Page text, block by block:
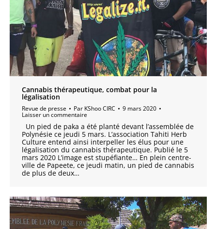
Cannabis thérapeutique, combat pour la
légalisation
Revue de presse Par KShoo CIRC 9 mars 2020
Laisser un commentaire
Un pied de paka a été planté devant l’assemblée de
Polynésie ce jeudi 5 mars. L’association Tahiti Herb
Culture entend ainsi interpeller les élus pour une
légalisation du cannabis thérapeutique. Publié le 5
mars 2020 L’image est stupéfiante… En plein centre-
ville de Papeete, ce jeudi matin, un pied de cannabis
de plus de deux…